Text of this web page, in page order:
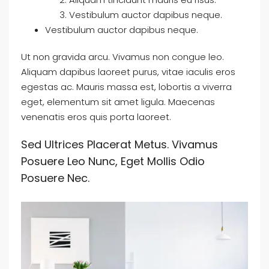
Vestibulum auctor dapibus neque.
Vestibulum auctor dapibus neque.
Ut non gravida arcu. Vivamus non congue leo.
Aliquam dapibus laoreet purus, vitae iaculis eros
egestas ac. Mauris massa est, lobortis a viverra
eget, elementum sit amet ligula. Maecenas
venenatis eros quis porta laoreet.
Sed Ultrices Placerat Metus. Vivamus
Posuere Leo Nunc, Eget Mollis Odio
Posuere Nec.